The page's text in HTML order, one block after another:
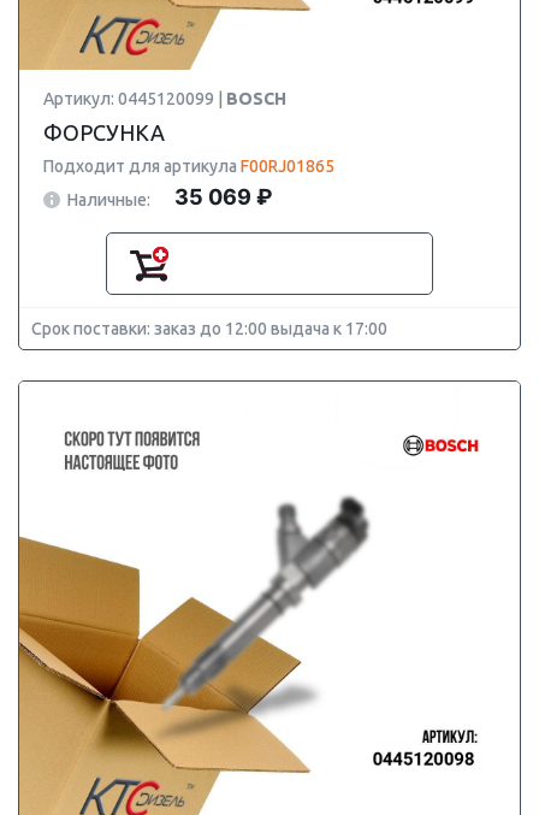
Артикул: 0445120099 | BOSCH
ФОРСУНКА
Подходит для артикула F00RJ01865
Наличные:
35 069 ₽
Срок поставки: заказ до 12:00 выдача к 17:00